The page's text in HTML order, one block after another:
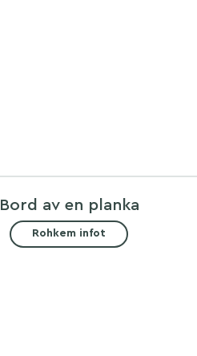
Bord av en planka
Rohkem infot